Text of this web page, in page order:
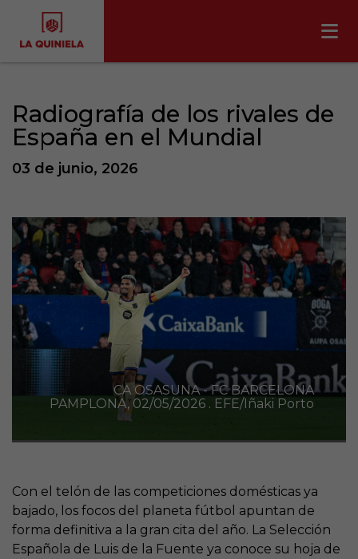
Radiografía de los rivales de
España en el Mundial
03 de junio, 2026
CA OSASUNA - FC BARCELONA
PAMPLONA, 02/05/2026 . EFE/Iñaki Porto
Con el telón de las competiciones domésticas ya
bajado, los focos del planeta fútbol apuntan de
forma definitiva a la gran cita del año. La Selección
Española de Luis de la Fuente ya conoce su hoja de